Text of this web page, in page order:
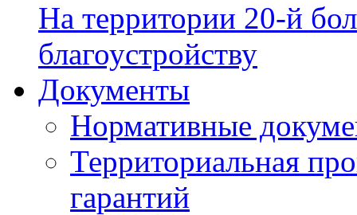
На территории 20-й
благоустройству
Документы
Нормативные
Территориальная
гарантий